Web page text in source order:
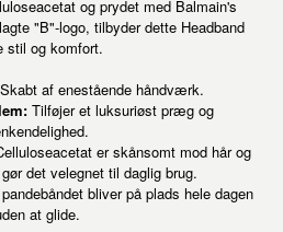
og prydet med Balmain's
"B"-logo, tilbyder dette Headband
stil og komfort.
af enestående håndværk.
Tilføjer et luksuriøst præg og
er skånsomt mod hår og
det velegnet til daglig brug.
bliver på plads hele dagen
at glide.